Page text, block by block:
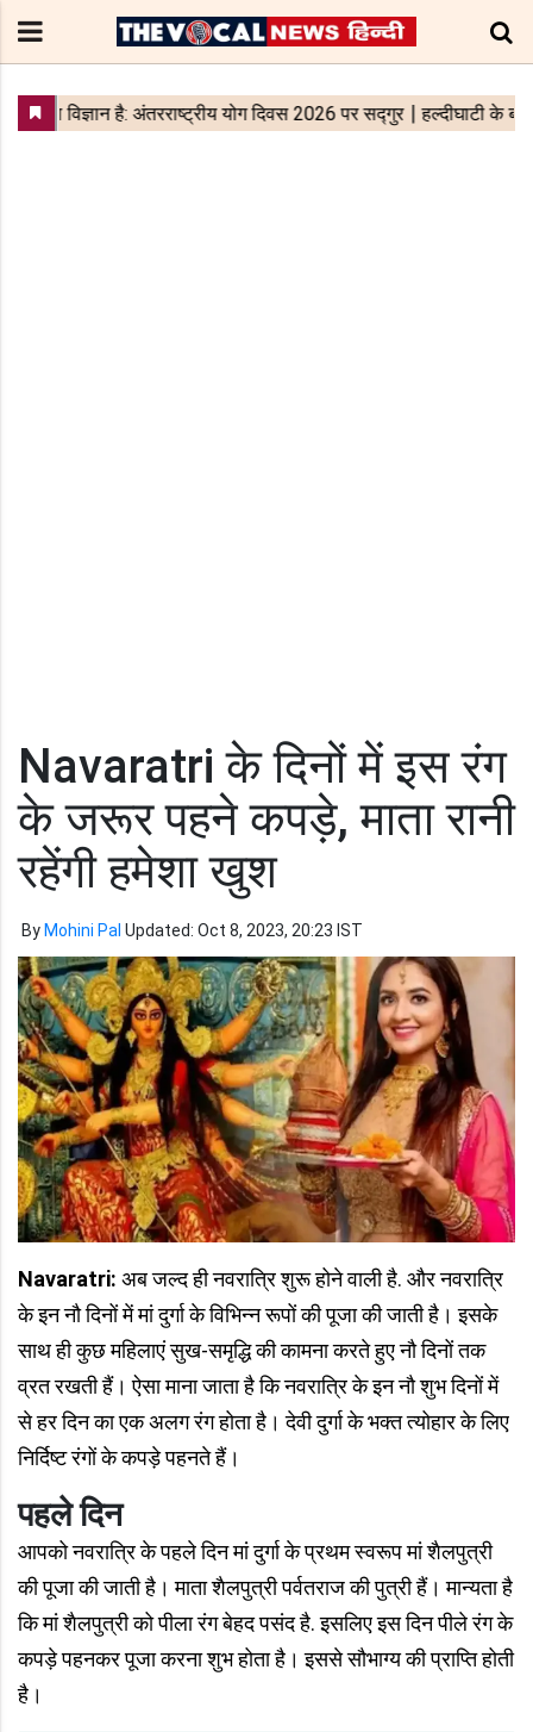
Navaratri के दिनों में इस रंग
के जरूर पहने कपड़े, माता रानी
रहेंगी हमेशा खुश
By Mohini Pal Updated: Oct 8, 2023, 20:23 IST
Navaratri: अब जल्द ही नवरात्रि शुरू होने वाली है. और नवरात्रि
के इन नौ दिनों में मां दुर्गा के विभिन्न रूपों की पूजा की जाती है। इसके
साथ ही कुछ महिलाएं सुख-समृद्धि की कामना करते हुए नौ दिनों तक
व्रत रखती हैं। ऐसा माना जाता है कि नवरात्रि के इन नौ शुभ दिनों में
से हर दिन का एक अलग रंग होता है। देवी दुर्गा के भक्त त्योहार के लिए
निर्दिष्ट रंगों के कपड़े पहनते हैं।
पहले दिन
आपको नवरात्रि के पहले दिन मां दुर्गा के प्रथम स्वरूप मां शैलपुत्री
की पूजा की जाती है। माता शैलपुत्री पर्वतराज की पुत्री हैं। मान्यता है
कि मां शैलपुत्री को पीला रंग बेहद पसंद है. इसलिए इस दिन पीले रंग के
कपड़े पहनकर पूजा करना शुभ होता है। इससे सौभाग्य की प्राप्ति होती
है।